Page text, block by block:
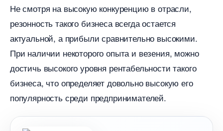
Не смотря на высокую конкуренцию в отрасли,
резонность такого бизнеса всегда остается
актуальной, а прибыли сравнительно высокими.
При наличии некоторого опыта и везения, можно
достичь высокого уровня рентабельности такого
изнеса, что определяет довольно высокую его
популярность среди предпринимателей.